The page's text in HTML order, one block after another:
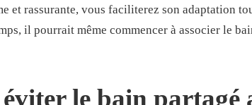
et rassurante, vous faciliterez son adaptation
il pourrait même commencer à associer le
le bain partagé